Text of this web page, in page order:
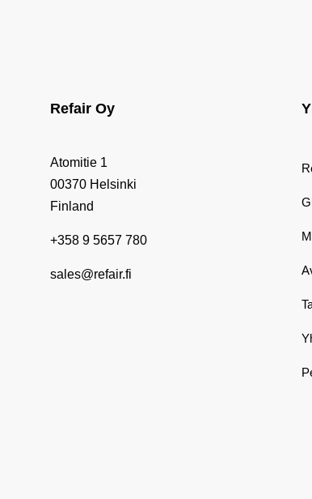
Refair Oy
Atomitie 1
00370 Helsinki
Finland
+358 9 5657 780
sales@refair.fi